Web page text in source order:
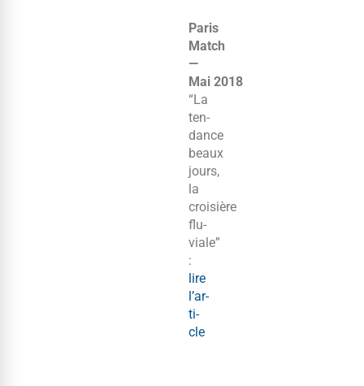
Paris
Match
—
Mai 2018
“La
ten­
dance
beaux
jours,
la
croisière
flu­
viale”
:
lire
l’ar­
ti­
cle